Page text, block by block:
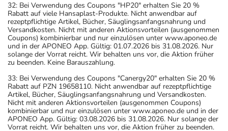
32: Bei Verwendung des Coupons "HP20" erhalten Sie 20 %
Rabatt auf viele Hansaplast-Produkte. Nicht anwendbar auf
rezeptpflichtige Artikel, Bücher, Säuglingsanfangsnahrung und
Versandkosten. Nicht mit anderen Aktionsvorteilen (ausgenommen
Coupons) kombinierbar und nur einzulösen unter www.aponeo.de
und in der APONEO App. Gültig: 01.07.2026 bis 31.08.2026. Nur
solange der Vorrat reicht. Wir behalten uns vor, die Aktion früher
zu beenden. Keine Barauszahlung.
33: Bei Verwendung des Coupons "Canergy20" erhalten Sie 20 %
Rabatt auf PZN 19658110. Nicht anwendbar auf rezeptpflichtige
Artikel, Bücher, Säuglingsanfangsnahrung und Versandkosten.
Nicht mit anderen Aktionsvorteilen (ausgenommen Coupons)
kombinierbar und nur einzulösen unter www.aponeo.de und in der
APONEO App. Gültig: 03.08.2026 bis 31.08.2026. Nur solange der
Vorrat reicht. Wir behalten uns vor, die Aktion früher zu beenden.